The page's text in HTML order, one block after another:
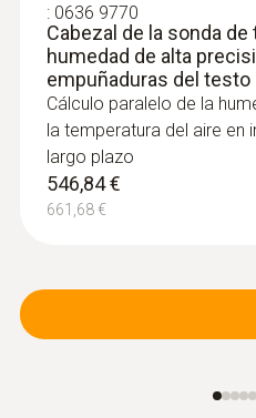
:0560 1510
: 0636 9770
Cabezal de la sonda
humedad de alta
empuñaduras del testo
Cálculo paralelo de la
la temperatura del aire en
largo plazo
546,84 €
661,68 €